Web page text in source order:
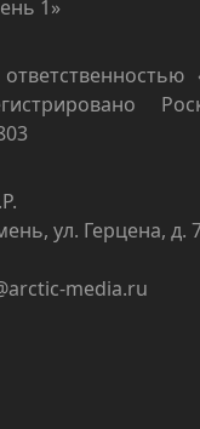
1»
ул. Герцена, д.
media.ru